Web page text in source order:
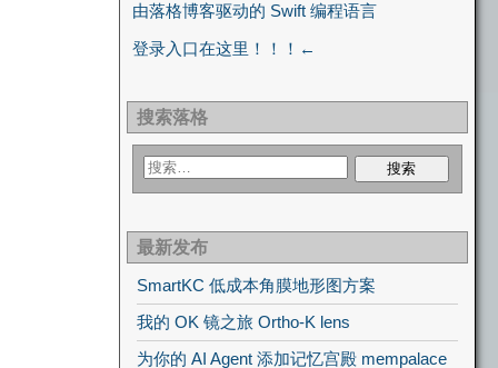
由落格博客驱动的 Swift 编程语言
登录入口在这里！！！←
搜索落格
最新发布
SmartKC 低成本角膜地形图方案
我的 OK 镜之旅 Ortho-K lens
为你的 AI Agent 添加记忆宫殿 mempalace